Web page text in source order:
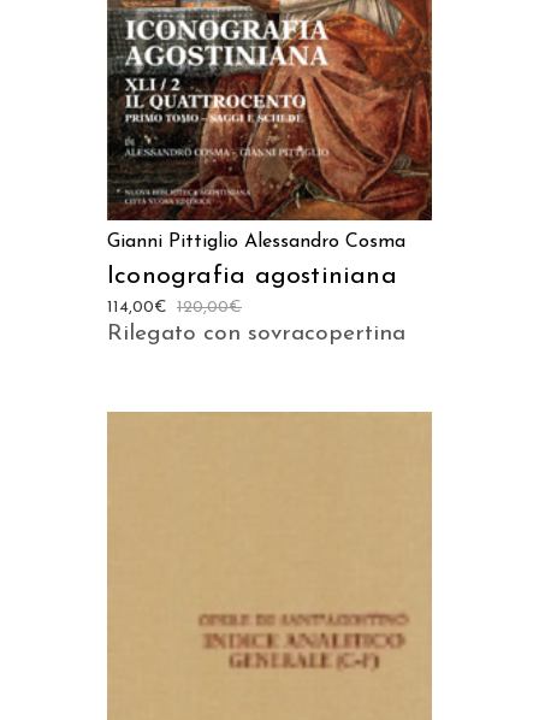
Gianni Pittiglio Alessandro Cosma
Iconografia agostiniana
120,00€
114,00€
Rilegato con sovracopertina
AGGIUNGI AL CARRELLO